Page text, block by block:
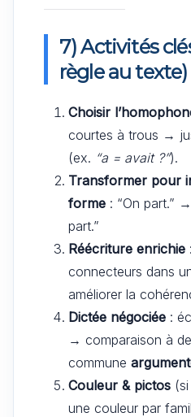
7) Activités
règle au texte)
Choisir
courtes à trous →
(ex. “a = avait ?”).
Transformer pour
forme : “On part.”
part.”
Réécriture enrichie
connecteurs dans
améliorer la
Dictée négociée :
→ comparaison à
commune
Couleur & pictos
une couleur par